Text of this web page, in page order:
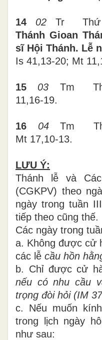
14 02 Tr Thứ
Thánh Gioan
sĩ Hội Thánh. Lễ
Is 41,13-20; Mt
15 03 Tm
11,16-19.
16 04Tm
Mt 17,10-13.
LƯU Ý:
Thánh lễ và
(CGKPV) theo
ngày trong tuần
tiếp theo cũng thế.
Các ngày trong
a. Không được cử
các lễ cầu hồn
b. Chỉ được cử
nếu có nhu cầu
trọng đòi hỏi (IM
c. Nếu muốn
trong lịch ngày
như sau: